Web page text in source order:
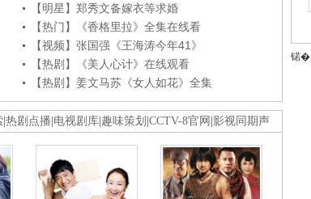
【明星】郑秀文备嫁衣等求婚
【热门】《香格里拉》全集在线看
【视频】张国强《王海涛今年41》
【热剧】《美人心计》在线观看
【热剧】姜文马苏《女人如花》全集
热剧点播 电视剧库 趣味策划 CCTV-8官网 影视同期声
锘�